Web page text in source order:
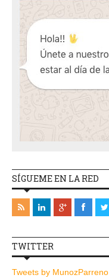
SÍGUEME EN LA RED
TWITTER
Tweets by MunozParreno